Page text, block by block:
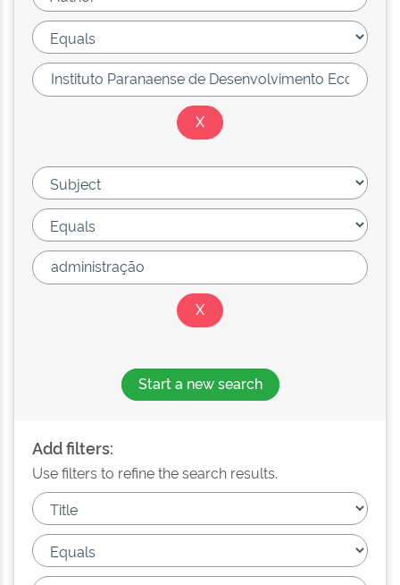
Start a new search
Add filters:
Use filters to refine the search results.